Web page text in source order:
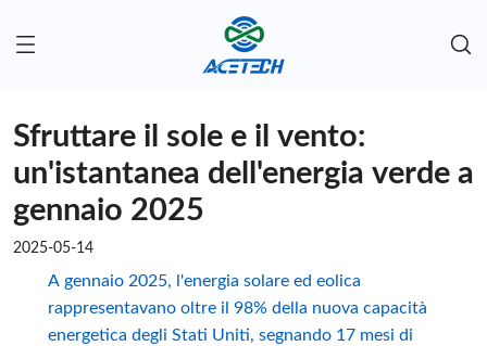
Sfruttare il sole e il vento:
un'istantanea dell'energia verde a
gennaio 2025
2025-05-14
A gennaio 2025, l'energia solare ed eolica
rappresentavano oltre il 98% della nuova capacità
energetica degli Stati Uniti, segnando 17 mesi di